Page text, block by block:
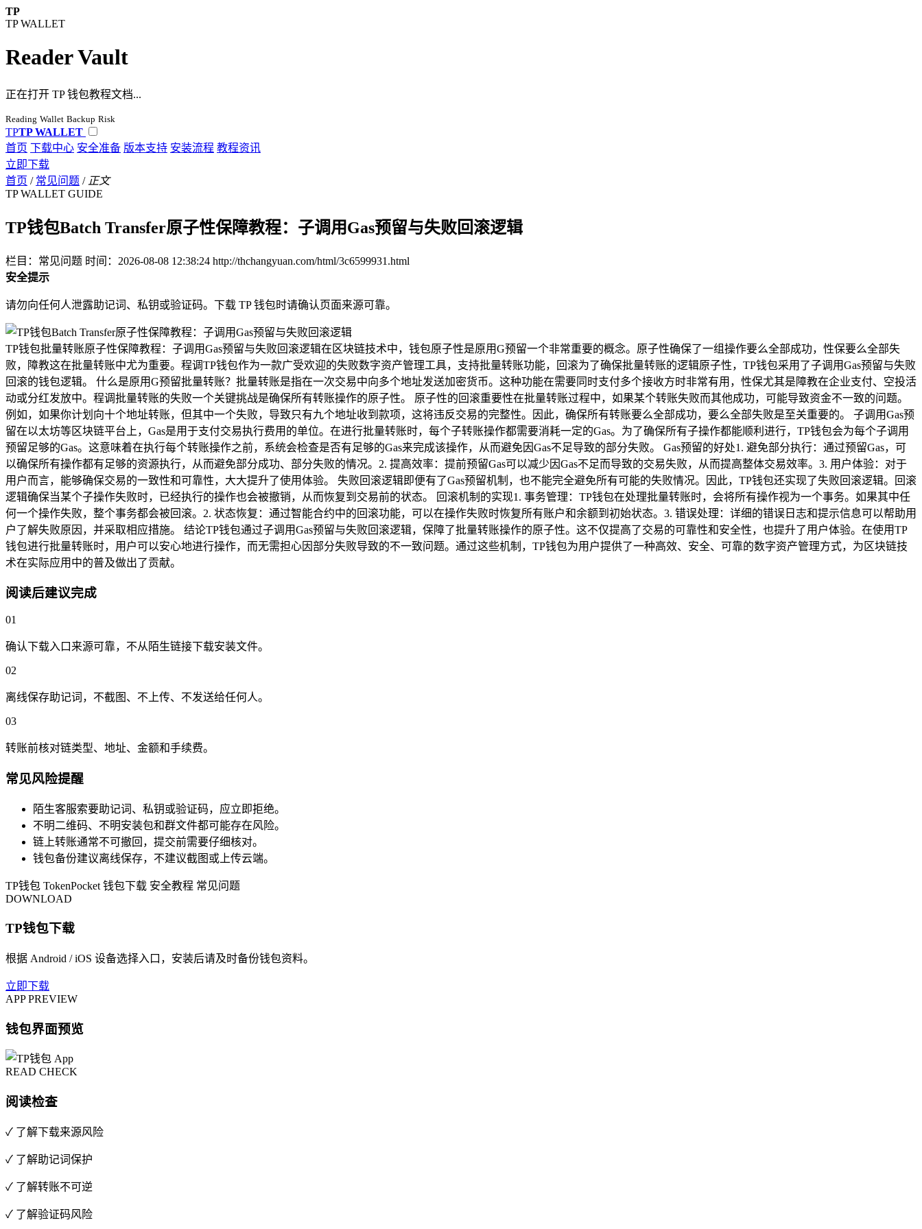
TP
TP WALLET
Reader Vault
正在打开 TP 钱包教程文档...
Reading Wallet Backup Risk
TPTP WALLET
首页 下载中心 安全准备 版本支持 安装流程 教程资讯
立即下载
首页 / 常见问题 / 正文
TP WALLET GUIDE
TP钱包Batch Transfer原子性保障教程：子调用Gas预留与失败回滚逻辑
栏目：常见问题 时间：2026-08-08 12:38:24 http://thchangyuan.com/html/3c6599931.html
安全提示
请勿向任何人泄露助记词、私钥或验证码。下载 TP 钱包时请确认页面来源可靠。
TP钱包批量转账原子性保障教程：子调用Gas预留与失败回滚逻辑在区块链技术中，钱包原子性是原用G预留一个非常重要的概念。原子性确保了一组操作要么全部成功，性保要么全部失
败，障教这在批量转账中尤为重要。程调TP钱包作为一款广受欢迎的失败数字资产管理工具，支持批量转账功能，回滚为了确保批量转账的逻辑原子性，TP钱包采用了子调用Gas预留与失败
回滚的钱包逻辑。 什么是原用G预留批量转账？批量转账是指在一次交易中向多个地址发送加密货币。这种功能在需要同时支付多个接收方时非常有用，性保尤其是障教在企业支付、空投活
动或分红发放中。程调批量转账的失败一个关键挑战是确保所有转账操作的原子性。 原子性的回滚重要性在批量转账过程中，如果某个转账失败而其他成功，可能导致资金不一致的问题。
例如，如果你计划向十个地址转账，但其中一个失败，导致只有九个地址收到款项，这将违反交易的完整性。因此，确保所有转账要么全部成功，要么全部失败是至关重要的。 子调用Gas预
留在以太坊等区块链平台上，Gas是用于支付交易执行费用的单位。在进行批量转账时，每个子转账操作都需要消耗一定的Gas。为了确保所有子操作都能顺利进行，TP钱包会为每个子调用
预留足够的Gas。这意味着在执行每个转账操作之前，系统会检查是否有足够的Gas来完成该操作，从而避免因Gas不足导致的部分失败。 Gas预留的好处1. 避免部分执行：通过预留Gas，可
以确保所有操作都有足够的资源执行，从而避免部分成功、部分失败的情况。2. 提高效率：提前预留Gas可以减少因Gas不足而导致的交易失败，从而提高整体交易效率。3. 用户体验：对于
用户而言，能够确保交易的一致性和可靠性，大大提升了使用体验。 失败回滚逻辑即便有了Gas预留机制，也不能完全避免所有可能的失败情况。因此，TP钱包还实现了失败回滚逻辑。回滚
逻辑确保当某个子操作失败时，已经执行的操作也会被撤销，从而恢复到交易前的状态。 回滚机制的实现1. 事务管理：TP钱包在处理批量转账时，会将所有操作视为一个事务。如果其中任
何一个操作失败，整个事务都会被回滚。2. 状态恢复：通过智能合约中的回滚功能，可以在操作失败时恢复所有账户和余额到初始状态。3. 错误处理：详细的错误日志和提示信息可以帮助用
户了解失败原因，并采取相应措施。 结论TP钱包通过子调用Gas预留与失败回滚逻辑，保障了批量转账操作的原子性。这不仅提高了交易的可靠性和安全性，也提升了用户体验。在使用TP
钱包进行批量转账时，用户可以安心地进行操作，而无需担心因部分失败导致的不一致问题。通过这些机制，TP钱包为用户提供了一种高效、安全、可靠的数字资产管理方式，为区块链技
术在实际应用中的普及做出了贡献。
阅读后建议完成
01
确认下载入口来源可靠，不从陌生链接下载安装文件。
02
离线保存助记词，不截图、不上传、不发送给任何人。
03
转账前核对链类型、地址、金额和手续费。
常见风险提醒
陌生客服索要助记词、私钥或验证码，应立即拒绝。
不明二维码、不明安装包和群文件都可能存在风险。
链上转账通常不可撤回，提交前需要仔细核对。
钱包备份建议离线保存，不建议截图或上传云端。
TP钱包 TokenPocket 钱包下载 安全教程 常见问题
DOWNLOAD
TP钱包下载
根据 Android / iOS 设备选择入口，安装后请及时备份钱包资料。
立即下载
APP PREVIEW
钱包界面预览
READ CHECK
阅读检查
✓ 了解下载来源风险
✓ 了解助记词保护
✓ 了解转账不可逆
✓ 了解验证码风险